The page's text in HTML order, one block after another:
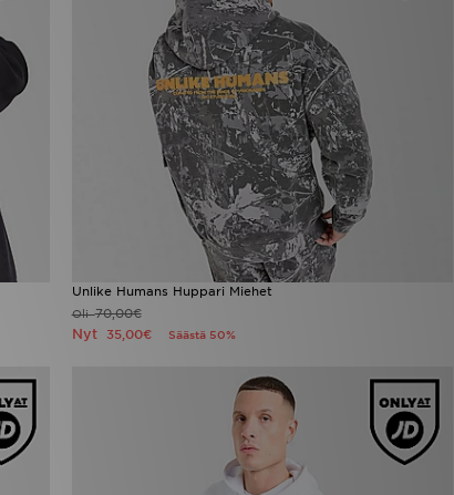
Unlike Humans Huppari Miehet
Oli70,00€
Nyt 35,00€ Säästä 50%